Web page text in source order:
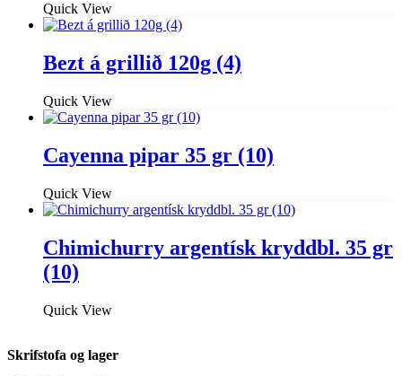
Quick View
Bezt á grillið 120g (4)
Quick View
Cayenna pipar 35 gr (10)
Quick View
Chimichurry argentísk kryddbl. 35 gr
(10)
Quick View
Skrifstofa og lager